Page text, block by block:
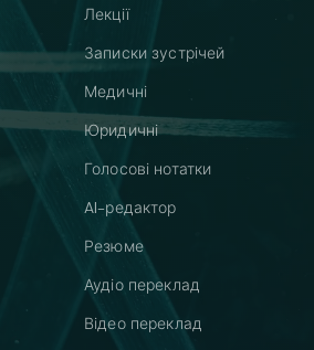
Лекції
Записки зустрічей
Медичні
Юридичні
Голосові нотатки
AI-редактор
Резюме
Аудіо переклад
Відео переклад